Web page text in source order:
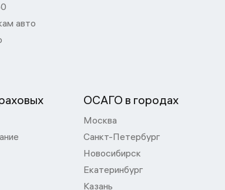
авто
ОСАГО в городах
Москва
Санкт-Петербург
Новосибирск
Екатеринбург
Казань